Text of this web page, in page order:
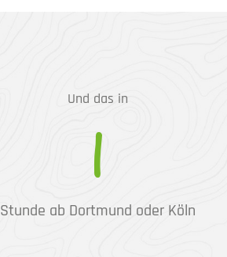
Und das in
1
Stunde ab Dortmund oder Köln